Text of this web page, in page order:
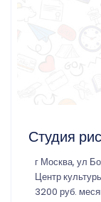
Студия
г Москва, ул
Центр
3200 руб.